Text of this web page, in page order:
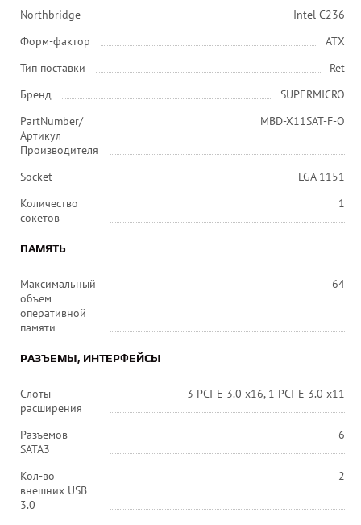
Northbridge
Intel C236
Форм-фактор
ATX
Тип поставки
Ret
Бренд
SUPERMICRO
PartNumber/
Артикул
Производителя
MBD-X11SAT-F-O
Socket
LGA 1151
Количество
сокетов
1
ПАМЯТЬ
Максимальный
объем
оперативной
памяти
64
РАЗЪЕМЫ, ИНТЕРФЕЙСЫ
Слоты
расширения
3 PCI-E 3.0 x16, 1 PCI-E 3.0 x11
Разъемов
SATA3
6
Кол-во
внешних USB
3.0
2